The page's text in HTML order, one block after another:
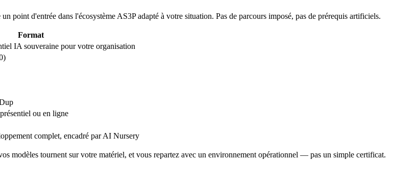
d'entrée dans l'écosystème AS3P adapté à votre situation. Pas de parcours imposé, pas de prérequis artificiels.
Format
IA souveraine pour votre organisation
ou en ligne
complet, encadré par AI Nursery
modèles tournent sur votre matériel, et vous repartez avec un environnement opérationnel — pas un simple certificat.